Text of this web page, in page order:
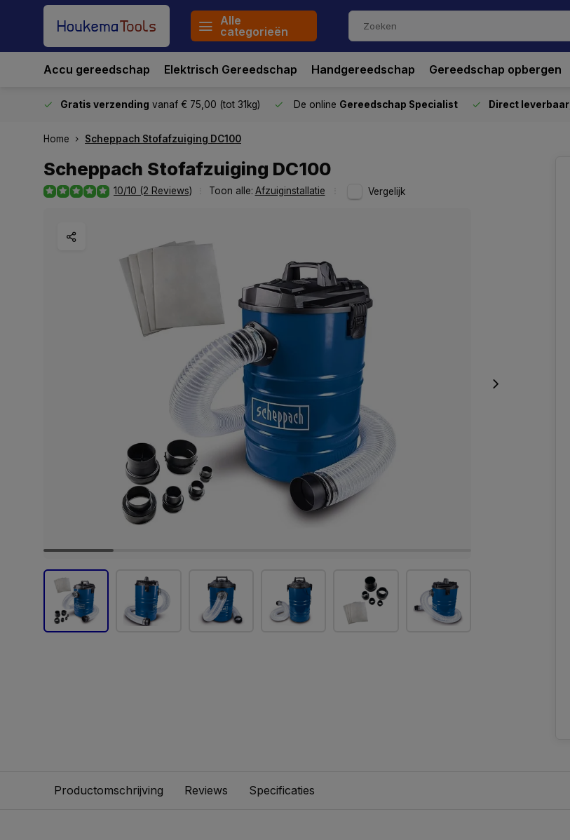
Alle
categorieën
Accu gereedschap Elektrisch Gereedschap Handgereedschap Gereedschap opbergen
Gratis verzending vanaf € 75,00 (tot 31kg) De online Gereedschap Specialist Direct leverbaar
Home Scheppach Stofafzuiging DC100
Scheppach Stofafzuiging DC100
10/10 (2 Reviews) Toon alle: Afzuiginstallatie Vergelijk
Productomschrijving Reviews Specificaties